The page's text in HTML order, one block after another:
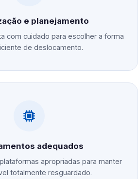
e planejamento
com cuidado para escolher a forma
de deslocamento.
adequados
apropriadas para manter
totalmente resguardado.